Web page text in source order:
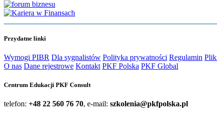
Przydatne linki
Wymogi PIBR Dla sygnalistów Polityka prywatności Regulamin
O nas Dane rejestrowe Kontakt PKF Polska PKF Global
Centrum Edukacji PKF Consult
telefon: +48 22 560 76 70, e-mail: szkolenia@pkfpolska.pl